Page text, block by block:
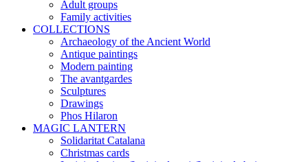
Adult groups
Family activities
COLLECTIONS
Archaeology of the Ancient World
Antique paintings
Modern painting
The avantgardes
Sculptures
Drawings
Phos Hilaron
MAGIC LANTERN
Solidaritat Catalana
Christmas cards